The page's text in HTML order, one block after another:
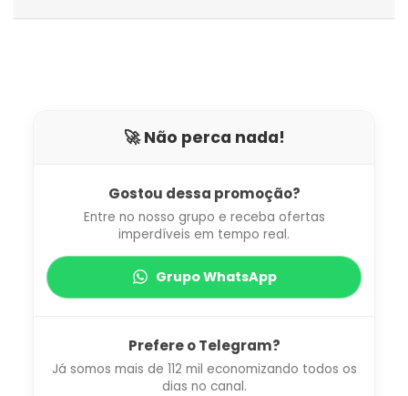
🚀 Não perca nada!
Gostou dessa promoção?
Entre no nosso grupo e receba ofertas
imperdíveis em tempo real.
Grupo WhatsApp
Prefere o Telegram?
Já somos mais de 112 mil economizando todos os
dias no canal.